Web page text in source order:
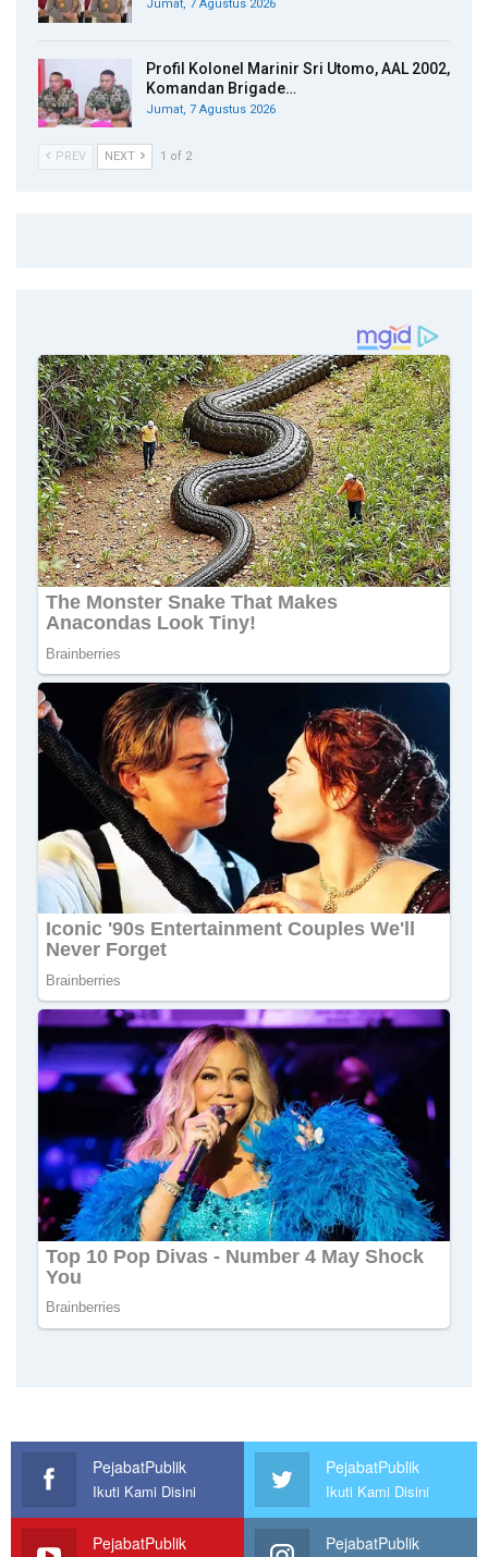
Jumat, 7 Agustus 2026
Profil Kolonel Marinir Sri Utomo, AAL 2002,
Komandan Brigade…
Jumat, 7 Agustus 2026
PREV NEXT 1 of 2
PejabatPublik
Ikuti Kami Disini
PejabatPublik
Ikuti Kami Disini
PejabatPublik PejabatPublik